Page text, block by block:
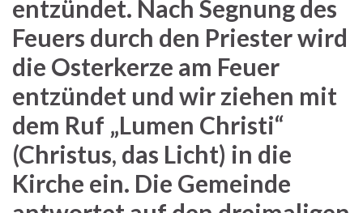
entzündet. Nach Segnung des
Feuers durch den Priester wird
die Osterkerze am Feuer
entzündet und wir ziehen mit
dem Ruf „Lumen Christi“
(Christus, das Licht) in die
Kirche ein. Die Gemeinde